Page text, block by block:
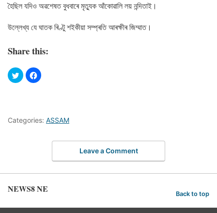
হৈছিল যদিও অৱশেষত বুধবাৰে মৃত্যুক আঁকোৱালি লয় নন্দিতাই।
উল্লেখ্য যে ঘাতক ৰিণ্টু শইকীয়া সম্প্ৰতি আৰক্ষীৰ জিম্মাত।
Share this:
Categories: ASSAM
Leave a Comment
NEWS8 NE Back to top